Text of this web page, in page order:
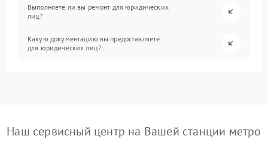
Выполняете ли вы ремонт для юридических
лиц?
Какую документацию вы предоставляете
для юридических лиц?
Наш сервисный центр на Вашей станции метро